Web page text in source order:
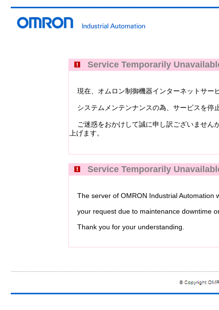
Service Temporarily
現在、オムロン制御機器インターネットサー
システムメンテンナンスの為、サービスを停
ご迷惑をおかけして誠に申し訳ございません
上げます。
Service Temporarily
The server of OMRON Industrial Automation
your request due to maintenance downtime
Thank you for your understanding.